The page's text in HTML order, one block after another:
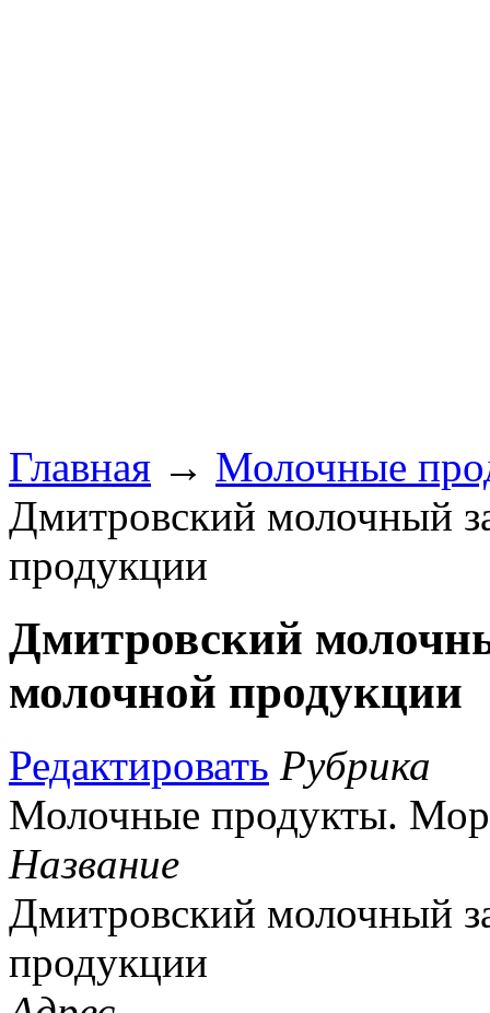
Главная → Молочные
Дмитровский молочный
продукции
Дмитровский
молочной продукции
Редактировать Рубрика
Молочные продукты.
Название
Дмитровский молочный
продукции